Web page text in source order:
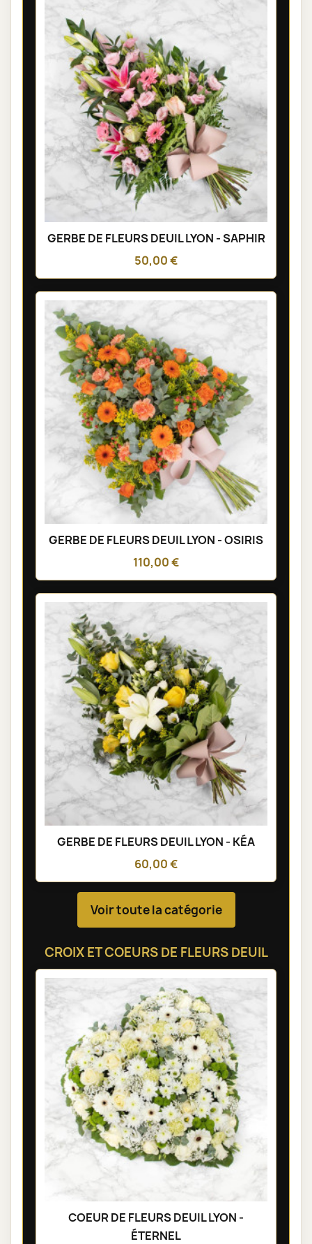
GERBE DE FLEURS DEUIL LYON - SAPHIR
50,00 €
GERBE DE FLEURS DEUIL LYON - OSIRIS
110,00 €
GERBE DE FLEURS DEUIL LYON - KÉA
60,00 €
Voir toute la catégorie
CROIX ET COEURS DE FLEURS DEUIL
COEUR DE FLEURS DEUIL LYON -
ÉTERNEL